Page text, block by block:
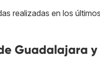
realizadas en los
Guadalajara